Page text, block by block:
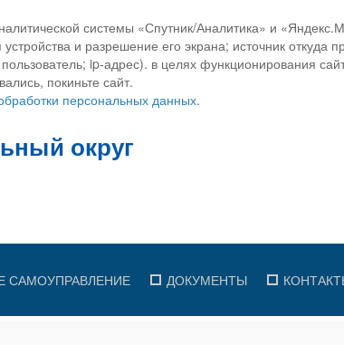
системы «Спутник/Аналитика» и
и разрешение его экрана; источник откуда
ip-адрес). в целях функционирования
покиньте сайт.
персональных данных.
САМОУПРАВЛЕНИЕ ДОКУМЕНТЫ